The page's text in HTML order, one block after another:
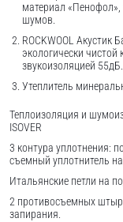
материал
шумов.
ROCKWOOL Акустик
экологически
звукоизоляцией 55дБ.
Утеплитель
Теплоизоляция и
ISOVER
3 контура уплотнения:
съемный уплотнитель на
Итальянские петли на
2 противосъемных
запирания.